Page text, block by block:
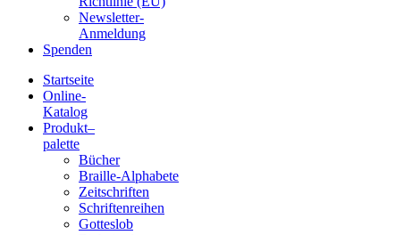
Newsletter-
Anmeldung
Spenden
Blindenschrift-
Verlag
Startseite
Online-
Katalog
Produkt–
palette
Bücher
Braille-Alphabete
Zeitschriften
Schriftenreihen
Gotteslob